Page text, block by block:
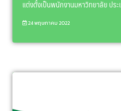
แต่งตั้งเป็นพนักงานมหาวิทยาลัย ปร
24 พฤษภาคม 2022